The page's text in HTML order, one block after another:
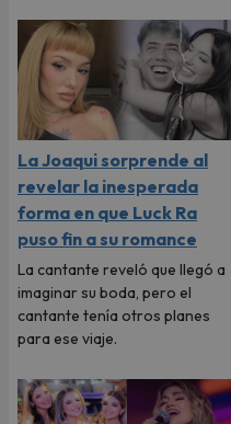
La Joaqui sorprende al
revelar la inesperada
forma en que Luck Ra
puso fin a su romance
La cantante reveló que llegó a
imaginar su boda, pero el
cantante tenía otros planes
para ese viaje.